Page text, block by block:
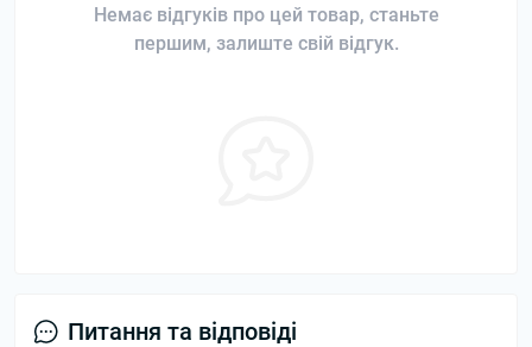
Немає відгуків про цей товар, станьте
першим, залиште свій відгук.
Питання та відповіді